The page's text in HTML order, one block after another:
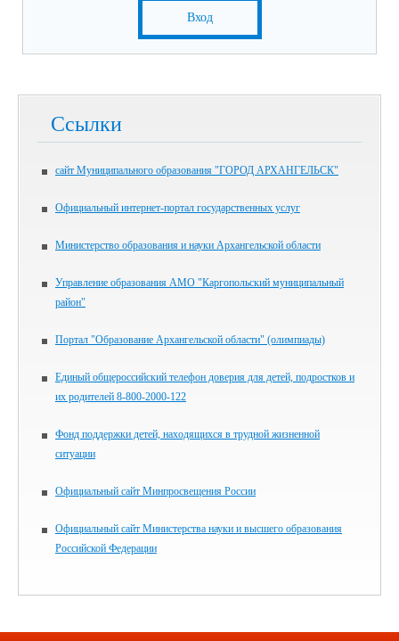
Вход
Ссылки
сайт Муниципального образования "ГОРОД АРХАНГЕЛЬСК"
Официальный интернет-портал государственных услуг
Министерство образования и науки Архангельской области
Управление образования АМО "Каргопольский муниципальный
район"
Портал "Образование Архангельской области" (олимпиады)
Единый общероссийский телефон доверия для детей, подростков и
их родителей 8-800-2000-122
Фонд поддержки детей, находящихся в трудной жизненной
ситуации
Официальный сайт Минпросвещения России
Официальный сайт Министерства науки и высшего образования
Российской Федерации